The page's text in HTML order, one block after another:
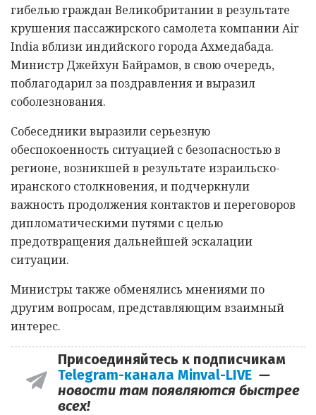
гибелью граждан Великобритании в результате
крушения пассажирского самолета компании Air
India вблизи индийского города Ахмедабада.
Министр Джейхун Байрамов, в свою очередь,
поблагодарил за поздравления и выразил
соболезнования.
Собеседники выразили серьезную
обеспокоенность ситуацией с безопасностью в
регионе, возникшей в результате израильско-
иранского столкновения, и подчеркнули
важность продолжения контактов и переговоров
дипломатическими путями с целью
предотвращения дальнейшей эскалации
ситуации.
Министры также обменялись мнениями по
другим вопросам, представляющим взаимный
интерес.
Присоединяйтесь к подписчикам
Telegram-канала Minval-LIVE —
новости там появляются быстрее
всех!